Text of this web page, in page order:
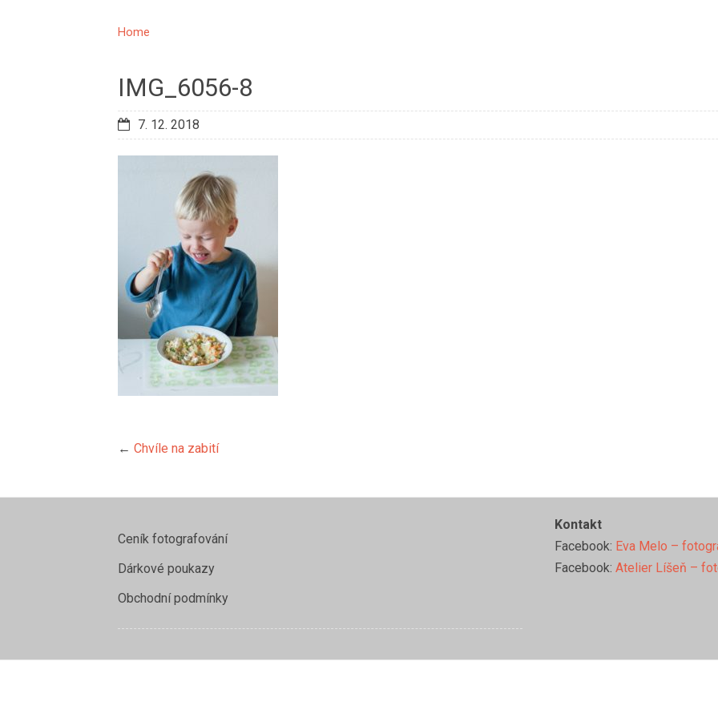
Home
IMG_6056-8
7. 12. 2018
← Chvíle na zabití
Ceník fotografování
Dárkové poukazy
Obchodní podmínky
Kontakt
Facebook: Eva Melo –
Facebook: Atelier Líšeň –